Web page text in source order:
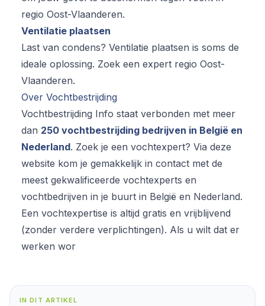
regio Oost-Vlaanderen.
Ventilatie plaatsen
Last van condens? Ventilatie plaatsen is soms de
ideale oplossing. Zoek een expert regio Oost-
Vlaanderen.
Over Vochtbestrijding
Vochtbestrijding Info staat verbonden met meer
dan 250 vochtbestrijding bedrijven in België en
Nederland. Zoek je een vochtexpert? Via deze
website kom je gemakkelijk in contact met de
meest gekwalificeerde vochtexperts en
vochtbedrijven in je buurt in België en Nederland.
Een vochtexpertise is altijd gratis en vrijblijvend
(zonder verdere verplichtingen). Als u wilt dat er
werken wor
IN DIT ARTIKEL